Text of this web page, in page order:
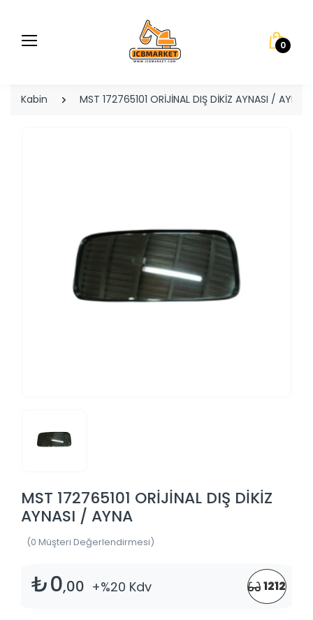
0
Kabin MST 172765101 ORİJİNAL DIŞ DİKİZ AYNASI / AYNA
MST 172765101 ORİJİNAL DIŞ DİKİZ
AYNASI / AYNA
(0 Müşteri Değerlendirmesi)
₺0,00 +%20 Kdv 1212